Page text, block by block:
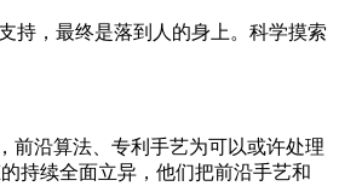
持，最终是落到人的身上。科学摸索
沿算法、专利手艺为可以或许处理
持续全面立异，他们把前沿手艺和